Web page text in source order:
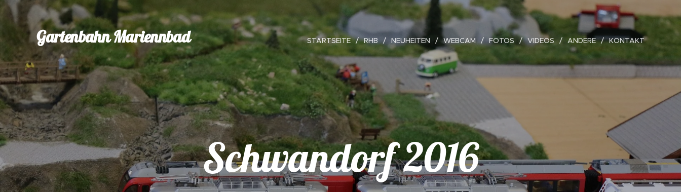
Gartenbahn Mariennbad STARTSEITE RHB NEUHEITEN WEBCAM FOTOS VIDEOS ANDERE KONTAKT
Schwandorf 2016